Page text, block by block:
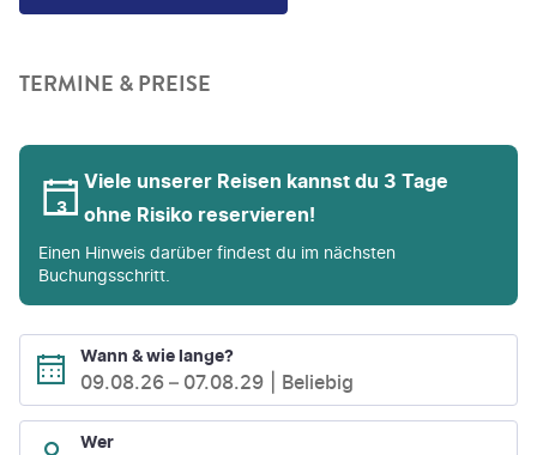
TERMINE & PREISE
Viele unserer Reisen kannst du 3 Tage
ohne Risiko reservieren!
Einen Hinweis darüber findest du im nächsten
Buchungsschritt.
Wann & wie lange?
09.08.26 – 07.08.29 Beliebig
Wer